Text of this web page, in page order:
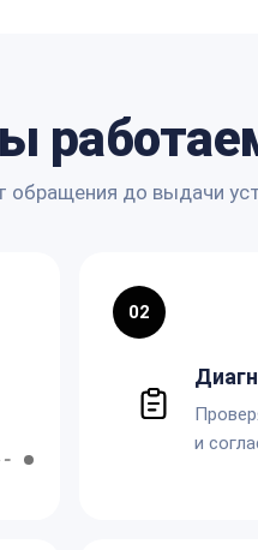
обращения до выдачи
02
и